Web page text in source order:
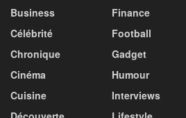
Business
Célébrité
Chronique
Cinéma
Cuisine
Finance
Football
Gadget
Humour
Interviews